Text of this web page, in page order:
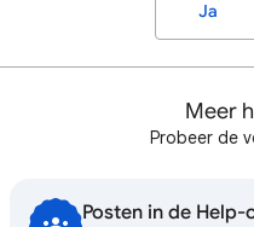
Ja
Meer
Probeer de
Posten in de